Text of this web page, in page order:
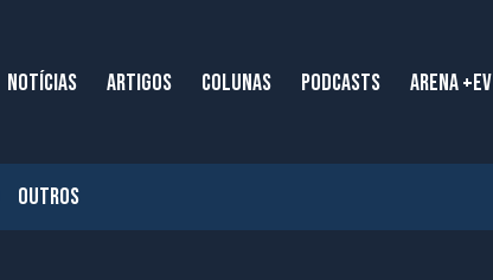
NOTÍCIAS ARTIGOS COLUNAS PODCASTS ARENA +EV
OUTROS